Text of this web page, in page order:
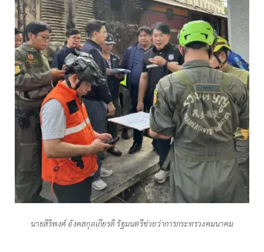
นายสิริพงศ์ อังคสกุลเกียรติ รัฐมนตรีช่วยว่าการกระทรวงคมนาคม